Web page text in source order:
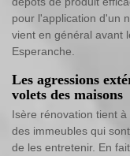
pour l'application d'un
vient en général avant
Esperanche.
Les agressions
volets des maisons
Isère rénovation tient
des immeubles qui
de les entretenir. En